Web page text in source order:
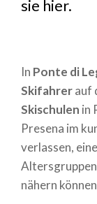
sie hier.
In Ponte di
Skifahrerauf
Skischulen in
Presena im
verlassen,
nähern